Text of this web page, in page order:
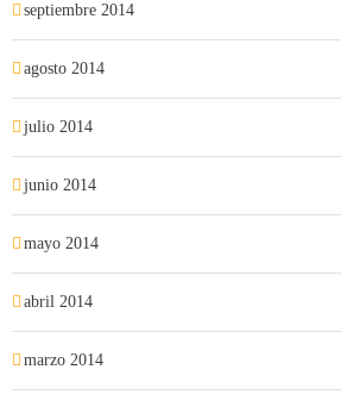
septiembre 2014
agosto 2014
julio 2014
junio 2014
mayo 2014
abril 2014
marzo 2014